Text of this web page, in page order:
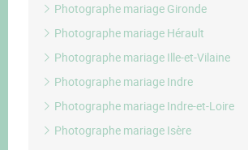
Photographe mariage Gironde
Photographe mariage Hérault
Photographe mariage Ille-et-Vilaine
Photographe mariage Indre
Photographe mariage Indre-et-Loire
Photographe mariage Isère